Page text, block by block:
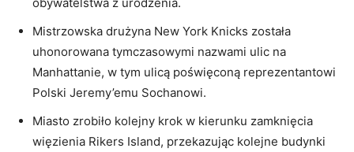
Mistrzowska drużyna New York Knicks została
uhonorowana tymczasowymi nazwami ulic na
Manhattanie, w tym ulicą poświęconą reprezentantowi
Polski Jeremy’emu Sochanowi.
Miasto zrobiło kolejny krok w kierunku zamknięcia
więzienia Rikers Island, przekazując kolejne budynki